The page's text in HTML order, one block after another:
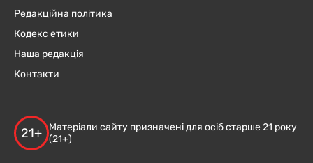
Редакційна політика
Кодекс етики
Наша редакція
Контакти
21+
Матеріали сайту призначені для осіб старше 21 року
(21+)